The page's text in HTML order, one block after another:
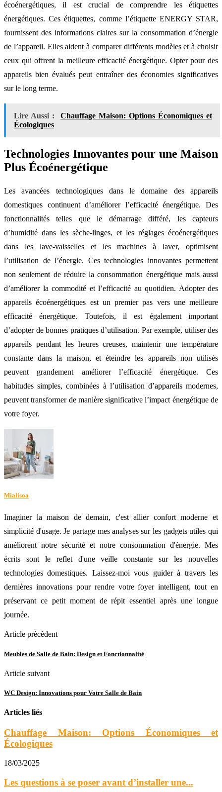
écoénergétiques, il est crucial de comprendre les étiquettes
énergétiques. Ces étiquettes, comme l’étiquette ENERGY STAR,
fournissent des informations claires sur la consommation d’énergie
de l’appareil. Elles aident à comparer différents modèles et à choisir
ceux qui offrent la meilleure efficacité énergétique. Opter pour des
appareils bien évalués peut entraîner des économies significatives
sur le long terme.
Lire Aussi :
Chauffage Maison: Options Économiques et
Écologiques
Technologies Innovantes pour une Maison
Plus Écoénergétique
Les avancées technologiques dans le domaine des appareils
domestiques continuent d’améliorer l’efficacité énergétique. Des
fonctionnalités telles que le démarrage différé, les capteurs
d’humidité dans les sèche-linges, et les réglages écoénergétiques
dans les lave-vaisselles et les machines à laver, optimisent
l’utilisation de l’énergie. Ces technologies innovantes permettent
non seulement de réduire la consommation énergétique mais aussi
d’améliorer la commodité et l’efficacité au quotidien. Adopter des
appareils écoénergétiques est un premier pas vers une meilleure
efficacité énergétique. Toutefois, il est également important
d’adopter de bonnes pratiques d’utilisation. Par exemple, utiliser des
appareils pendant les heures creuses, maintenir une température
constante dans la maison, et éteindre les appareils non utilisés
peuvent grandement améliorer l’efficacité énergétique. Ces
habitudes simples, combinées à l’utilisation d’appareils modernes,
peuvent transformer de manière significative l’impact énergétique de
votre foyer.
Mialisoa
Imaginer la maison de demain, c'est allier confort moderne et
simplicité d'usage. Je partage mes analyses sur les gadgets utiles qui
améliorent notre sécurité et notre consommation d'énergie. Mes
écrits sont le reflet d'une veille constante sur les nouvelles
technologies domestiques. Laissez-moi vous guider à travers les
dernières innovations pour rendre votre foyer intelligent, tout en
préservant ce petit moment de répit essentiel après une longue
journée.
Article prècèdent
Meubles de Salle de Bain: Design et Fonctionnalité
Article suivant
WC Design: Innovations pour Votre Salle de Bain
Articles liés
Chauffage Maison: Options Économiques et
Écologiques
18/03/2025
Les questions à se poser avant d’installer une...